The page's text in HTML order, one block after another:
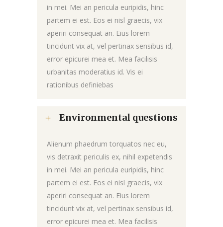
in mei. Mei an pericula euripidis, hinc
partem ei est. Eos ei nisl graecis, vix
aperiri consequat an. Eius lorem
tincidunt vix at, vel pertinax sensibus id,
error epicurei mea et. Mea facilisis
urbanitas moderatius id. Vis ei
rationibus definiebas
Environmental questions
Alienum phaedrum torquatos nec eu,
vis detraxit periculis ex, nihil expetendis
in mei. Mei an pericula euripidis, hinc
partem ei est. Eos ei nisl graecis, vix
aperiri consequat an. Eius lorem
tincidunt vix at, vel pertinax sensibus id,
error epicurei mea et. Mea facilisis